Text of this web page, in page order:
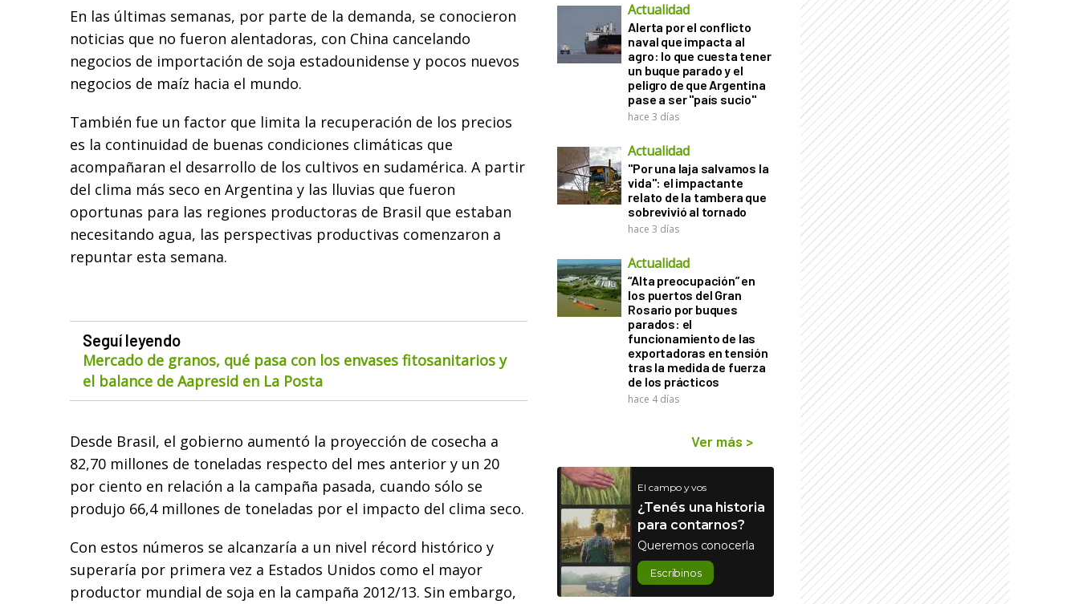
En las últimas semanas, por parte de la demanda, se conocieron
noticias que no fueron alentadoras, con China cancelando
negocios de importación de soja estadounidense y pocos nuevos
negocios de maíz hacia el mundo.
También fue un factor que limita la recuperación de los precios
es la continuidad de buenas condiciones climáticas que
acompañaran el desarrollo de los cultivos en sudamérica. A partir
del clima más seco en Argentina y las lluvias que fueron
oportunas para las regiones productoras de Brasil que estaban
necesitando agua, las perspectivas productivas comenzaron a
repuntar esta semana.
Seguí leyendo
Mercado de granos, qué pasa con los envases fitosanitarios y
el balance de Aapresid en La Posta
Desde Brasil, el gobierno aumentó la proyección de cosecha a
82,70 millones de toneladas respecto del mes anterior y un 20
por ciento en relación a la campaña pasada, cuando sólo se
produjo 66,4 millones de toneladas por el impacto del clima seco.
Con estos números se alcanzaría a un nivel récord histórico y
superaría por primera vez a Estados Unidos como el mayor
productor mundial de soja en la campaña 2012/13. Sin embargo,
Actualidad
Alerta por el conflicto
naval que impacta al
agro: lo que cuesta tener
un buque parado y el
peligro de que Argentina
pase a ser "país sucio"
hace 3 días
Actualidad
"Por una laja salvamos la
vida": el impactante
relato de la tambera que
sobrevivió al tornado
hace 3 días
Actualidad
“Alta preocupación” en
los puertos del Gran
Rosario por buques
parados: el
funcionamiento de las
exportadoras en tensión
tras la medida de fuerza
de los prácticos
hace 4 días
Ver más >
El campo y vos
¿Tenés una historia
para contarnos?
Queremos conocerla
Escribinos